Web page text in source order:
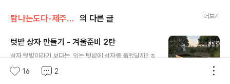
탐나는도다-제주정착기/가꾸고 살기-텃밭/마당 의 다른 글 더보기
텃밭 상자 만들기 - 겨울준비 2탄
상자 텃밭이라기 보다는, 있는 텃밭에 상자를 둘렀달까? ㅎ
ㅎㅎ 암튼... 이걸 만들면서 겨울 밥상을 위한 준비를 마쳤
다. 완성된 모습부터 투척~ㅋ 이건 여담이지만... 최초엔(이
16 2